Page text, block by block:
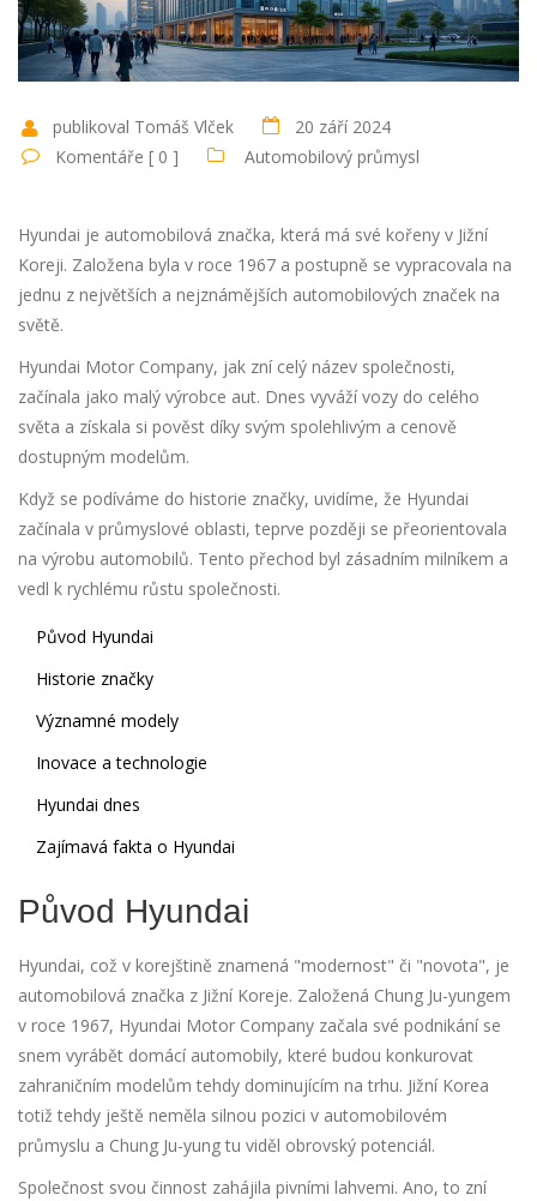
publikoval Tomáš Vlček
20 září 2024
Komentáře [ 0 ]
Automobilový průmysl
Hyundai je automobilová značka, která má své kořeny v Jižní
Koreji. Založena byla v roce 1967 a postupně se vypracovala na
jednu z největších a nejznámějších automobilových značek na
světě.
Hyundai Motor Company, jak zní celý název společnosti,
začínala jako malý výrobce aut. Dnes vyváží vozy do celého
světa a získala si pověst díky svým spolehlivým a cenově
dostupným modelům.
Když se podíváme do historie značky, uvidíme, že Hyundai
začínala v průmyslové oblasti, teprve později se přeorientovala
na výrobu automobilů. Tento přechod byl zásadním milníkem a
vedl k rychlému růstu společnosti.
Původ Hyundai
Historie značky
Významné modely
Inovace a technologie
Hyundai dnes
Zajímavá fakta o Hyundai
Původ Hyundai
Hyundai, což v korejštině znamená "modernost" či "novota", je
automobilová značka z Jižní Koreje. Založená Chung Ju-yungem
v roce 1967, Hyundai Motor Company začala své podnikání se
snem vyrábět domácí automobily, které budou konkurovat
zahraničním modelům tehdy dominujícím na trhu. Jižní Korea
totiž tehdy ještě neměla silnou pozici v automobilovém
průmyslu a Chung Ju-yung tu viděl obrovský potenciál.
Společnost svou činnost zahájila pivními lahvemi. Ano, to zní